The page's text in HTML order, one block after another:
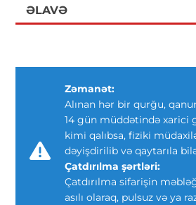
ƏLAVƏ
Zəmanət:
Alınan hər bir qurğu,
14 gün müddətində xarici
kimi qalıbsa, fiziki
dəyişdirilib və qaytarıla
Çatdırılma şərtləri:
Çatdırılma sifarişin
asılı olaraq, pulsuz və ya